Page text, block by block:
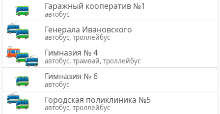
Гаражный кооператив №1
автобус
Генерала Ивановского
автобус, троллейбус
Гимназия № 4
автобус, трамвай, троллейбус
Гимназия № 6
автобус
Городская поликлиника №5
автобус, троллейбус